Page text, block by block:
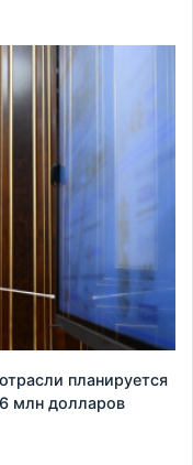
планируется
млн долларов